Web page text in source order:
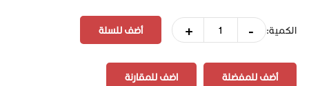
الكمية: -
+
أضف للمفضلة اضف للمقارنة